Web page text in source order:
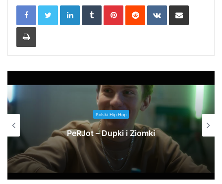
LinkedInTumblrPinterestReddit VKontakteShare via Email
Print
Polski Hip Hop
PeRJot – Dupki i Ziomki